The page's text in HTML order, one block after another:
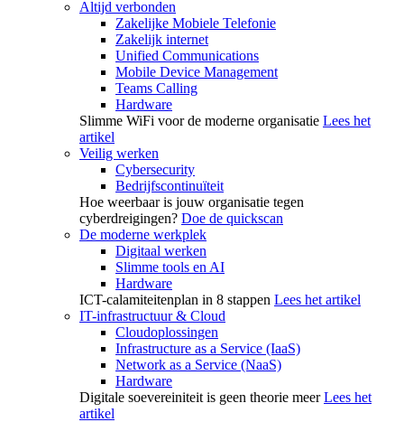
Altijd verbonden
Zakelijke Mobiele Telefonie
Zakelijk internet
Unified Communications
Mobile Device Management
Teams Calling
Hardware
Slimme WiFi voor de moderne organisatie Lees het
artikel
Veilig werken
Cybersecurity
Bedrijfscontinuïteit
Hoe weerbaar is jouw organisatie tegen
cyberdreigingen? Doe de quickscan
De moderne werkplek
Digitaal werken
Slimme tools en AI
Hardware
ICT-calamiteitenplan in 8 stappen Lees het artikel
IT-infrastructuur & Cloud
Cloudoplossingen
Infrastructure as a Service (IaaS)
Network as a Service (NaaS)
Hardware
Digitale soevereiniteit is geen theorie meer Lees het
artikel